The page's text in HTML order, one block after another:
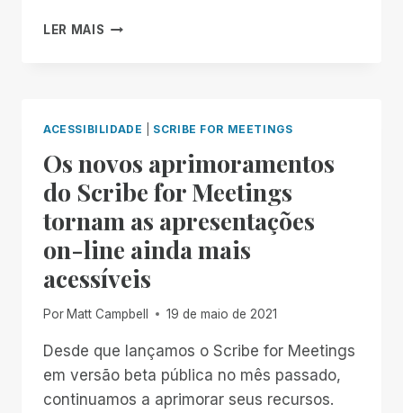
LER MAIS A
NÍVEL
DA
ACESSIBILIDADE
ACADÊMICA
AO
ADOTAR
O
SCRIBE
FOR
ACESSIBILIDADE SCRIBE FOR MEETINGS
Os novos aprimoramentos
do Scribe for Meetings
tornam as apresentações
on-line ainda mais
acessíveis
Por Matt Campbell 19 de maio de 2021
Desde que lançamos o Scribe for Meetings
em versão beta pública no mês passado,
continuamos a aprimorar seus recursos.